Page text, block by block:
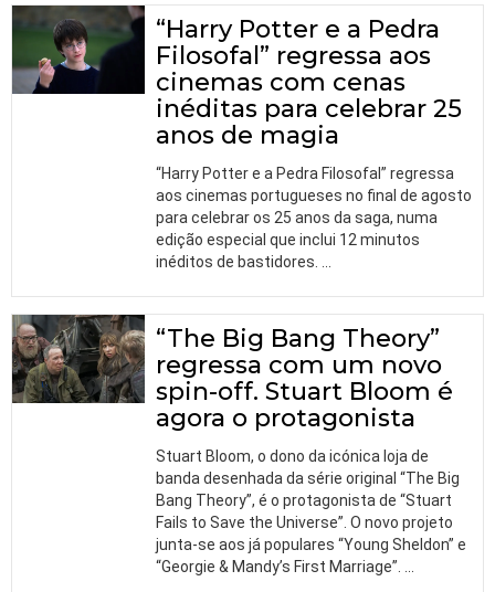
“Harry Potter e a Pedra
Filosofal” regressa aos
cinemas com cenas
inéditas para celebrar 25
anos de magia
“Harry Potter e a Pedra Filosofal” regressa
aos cinemas portugueses no final de agosto
para celebrar os 25 anos da saga, numa
edição especial que inclui 12 minutos
inéditos de bastidores. …
“The Big Bang Theory”
regressa com um novo
spin-off. Stuart Bloom é
agora o protagonista
Stuart Bloom, o dono da icónica loja de
banda desenhada da série original “The Big
Bang Theory”, é o protagonista de “Stuart
Fails to Save the Universe”. O novo projeto
junta-se aos já populares “Young Sheldon” e
“Georgie & Mandy’s First Marriage”. …